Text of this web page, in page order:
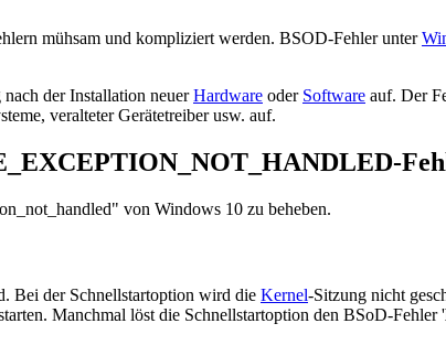
mühsam und kompliziert werden. BSOD-Fehler unter
der Installation neuerHardware oder Software auf. Der
veralteter Gerätetreiber usw. auf.
von Windows 10 zu beheben.
Bei der Schnellstartoption wird die Kernel-Sitzung nicht
Manchmal löst die Schnellstartoption den BSoD-Fehler '